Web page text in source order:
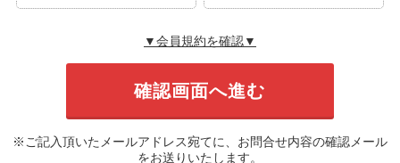
▼会員規約を確認▼
※ご記入頂いたメールアドレス宛てに、お問合せ内容の確認メール
をお送りいたします。